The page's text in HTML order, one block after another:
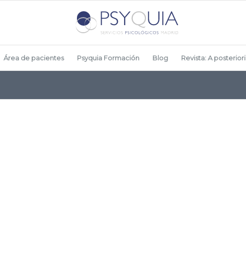
Área de pacientes Psyquia Formación Blog Revista: A posteriori